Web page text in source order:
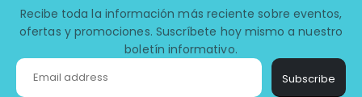
Recibe toda la información más reciente sobre eventos,
ofertas y promociones. Suscríbete hoy mismo a nuestro
boletín informativo.
Subscribe